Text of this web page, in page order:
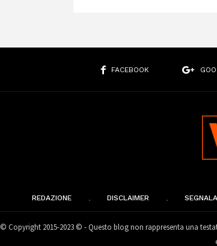
FACEBOOK
REDAZIONE DISCLAIMER
© Copyright 2015-2023 © - Questo blog non rappresenta una